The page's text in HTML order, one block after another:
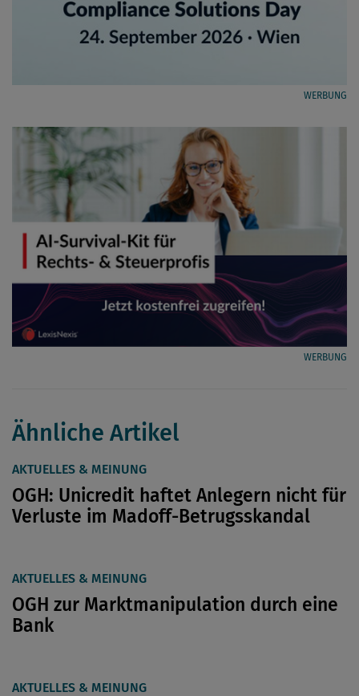
WERBUNG
WERBUNG
Ähnliche Artikel
AKTUELLES & MEINUNG
OGH: Unicredit haftet Anlegern nicht für
Verluste im Madoff-Betrugsskandal
AKTUELLES & MEINUNG
OGH zur Marktmanipulation durch eine
Bank
AKTUELLES & MEINUNG